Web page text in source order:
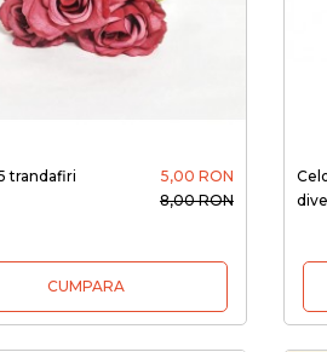
trandafiri
5,00 RON
8,00 RON
CUMPARA